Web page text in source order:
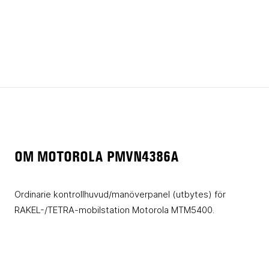
OM MOTOROLA PMVN4386A
Ordinarie kontrollhuvud/manöverpanel (utbytes) för
RAKEL-/TETRA-mobilstation Motorola MTM5400.